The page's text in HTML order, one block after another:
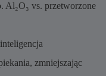
Al₂O₃ vs. przetworzone
zmniejszając